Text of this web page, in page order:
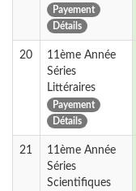
Payement
Détails
20
11ème Année
Séries
Littéraires
Payement
Détails
21
11ème Année
Séries
Scientifiques